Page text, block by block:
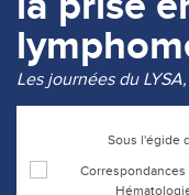
Les journées du
Sous l'égide